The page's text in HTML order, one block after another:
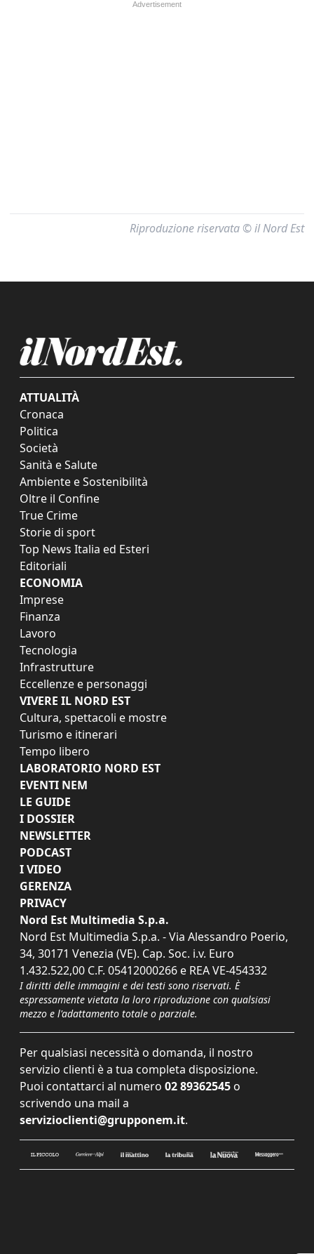
Riproduzione riservata © il Nord Est
ATTUALITÀ
Cronaca
Politica
Società
Sanità e Salute
Ambiente e Sostenibilità
Oltre il Confine
True Crime
Storie di sport
Top News Italia ed Esteri
Editoriali
ECONOMIA
Imprese
Finanza
Lavoro
Tecnologia
Infrastrutture
Eccellenze e personaggi
VIVERE IL NORD EST
Cultura, spettacoli e mostre
Turismo e itinerari
Tempo libero
LABORATORIO NORD EST
EVENTI NEM
LE GUIDE
I DOSSIER
NEWSLETTER
PODCAST
I VIDEO
GERENZA
PRIVACY
Nord Est Multimedia S.p.a.
Nord Est Multimedia S.p.a. - Via Alessandro Poerio,
34, 30171 Venezia (VE). Cap. Soc. i.v. Euro
1.432.522,00 C.F. 05412000266 e REA VE-454332
I diritti delle immagini e dei testi sono riservati. È
espressamente vietata la loro riproduzione con qualsiasi
mezzo e l'adattamento totale o parziale.
Per qualsiasi necessità o domanda, il nostro
servizio clienti è a tua completa disposizione.
Puoi contattarci al numero 02 89362545 o
scrivendo una mail a
servizioclienti@grupponem.it.